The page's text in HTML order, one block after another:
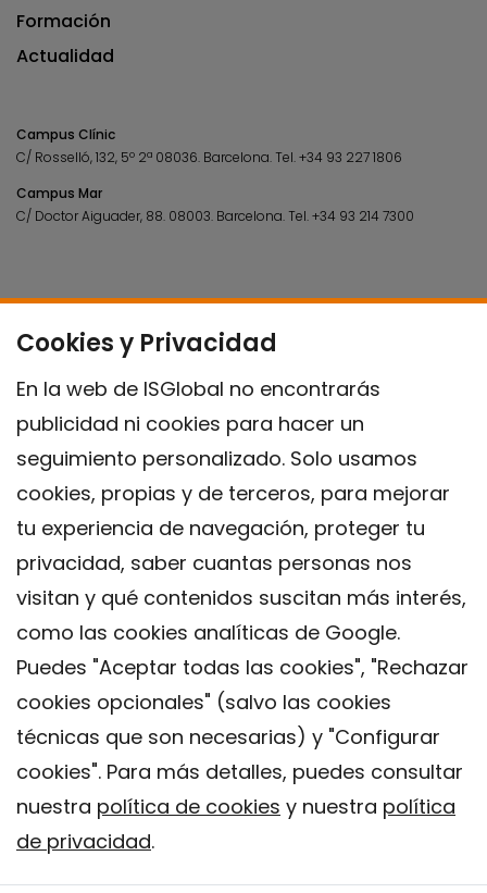
Cookies y Privacidad
En la web de ISGlobal no encontrarás
publicidad ni cookies para hacer un
seguimiento personalizado. Solo usamos
cookies, propias y de terceros, para mejorar
tu experiencia de navegación, proteger tu
privacidad, saber cuantas personas nos
visitan y qué contenidos suscitan más interés,
como las cookies analíticas de Google.
Puedes "Aceptar todas las cookies", "Rechazar
cookies opcionales" (salvo las cookies
técnicas que son necesarias) y "Configurar
cookies". Para más detalles, puedes consultar
nuestra política de cookies y nuestra política
de privacidad.
Formación
Actualidad
Campus Clínic
C/ Rosselló, 132, 5º 2ª 08036. Barcelona.Tel.+34 93 227 1806
Campus Mar
C/ Doctor Aiguader, 88. 08003. Barcelona.Tel.+34 93 214 7300
Contacto
Política de privacidad
Política de Cookies